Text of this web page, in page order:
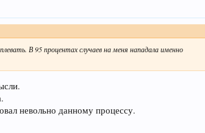
В 95 процентах случаев на меня нападала именно
невольно данному процессу.